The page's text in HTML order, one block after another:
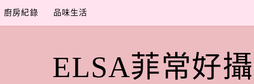
廚房紀錄 品味生活
ELSA菲常好攝